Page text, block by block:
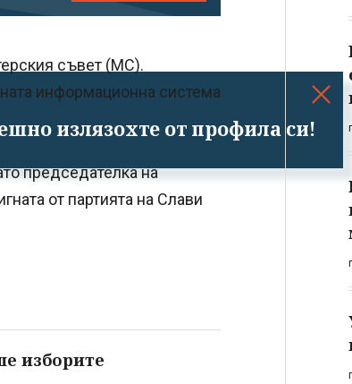
излязохте от профила си!
съвет (МС).
информационна система
председателка на
от партията на Слави
изборите